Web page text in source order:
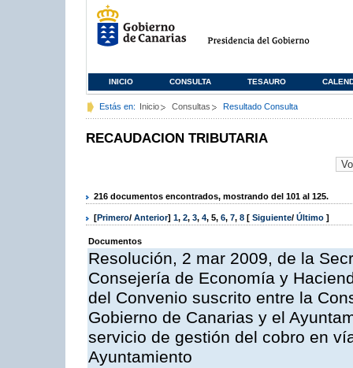
INICIO CONSULTA TESAURO
Estás en: Inicio Consultas Resultado Consulta
RECAUDACION TRIBUTARIA
216 documentos encontrados, mostrando del 101 al 125.
[Primero/ Anterior] 1, 2, 3, 4, 5, 6, 7, 8 [ Siguiente/ Último ]
Documentos
Resolución, 2 mar 2009, de la
Consejería de Economía y
del Convenio suscrito entre la
Gobierno de Canarias y el
servicio de gestión del cobro en
Ayuntamiento